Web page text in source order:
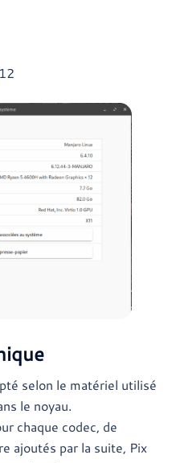
selon le matériel utilisé
le noyau.
chaque codec, de
ajoutés par la suite, Pix